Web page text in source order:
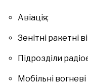
Авіація;
Зенітні ракетні
Підрозділи
Мобільні вогневі